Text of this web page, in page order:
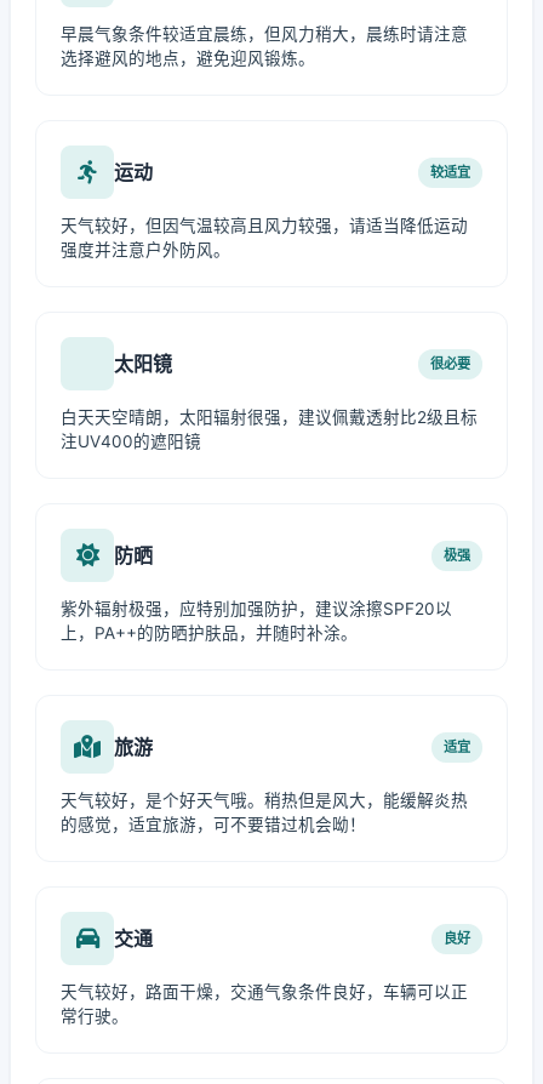
早晨气象条件较适宜晨练，但风力稍大，晨练时请注意
选择避风的地点，避免迎风锻炼。
运动 较适宜
天气较好，但因气温较高且风力较强，请适当降低运动
强度并注意户外防风。
太阳镜 很必要
白天天空晴朗，太阳辐射很强，建议佩戴透射比2级且标
注UV400的遮阳镜
防晒 极强
紫外辐射极强，应特别加强防护，建议涂擦SPF20以
上，PA++的防晒护肤品，并随时补涂。
旅游 适宜
天气较好，是个好天气哦。稍热但是风大，能缓解炎热
的感觉，适宜旅游，可不要错过机会呦！
交通 良好
天气较好，路面干燥，交通气象条件良好，车辆可以正
常行驶。